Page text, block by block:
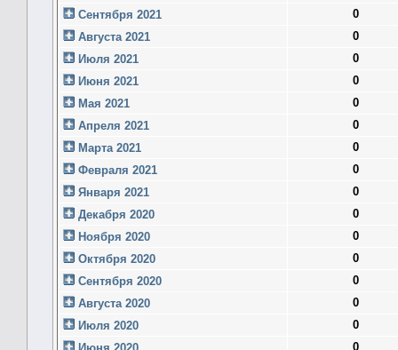
Сентября 2021
0
Августа 2021
0
Июля 2021
0
Июня 2021
0
Мая 2021
0
Апреля 2021
0
Марта 2021
0
Февраля 2021
0
Января 2021
0
Декабря 2020
0
Ноября 2020
0
Октября 2020
0
Сентября 2020
0
Августа 2020
0
Июля 2020
0
0